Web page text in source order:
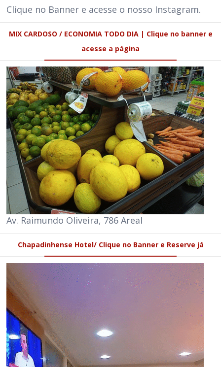
Clique no Banner e acesse o nosso Instagram.
MIX CARDOSO / ECONOMIA TODO DIA | Clique no banner e
acesse a página
Av. Raimundo Oliveira, 786 Areal
Chapadinhense Hotel/ Clique no Banner e Reserve já